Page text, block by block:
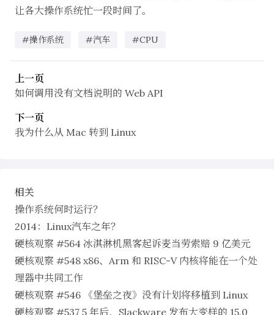
让各大操作系统忙一段时间了。
#操作系统 #汽车 #CPU
上一页
如何调用没有文档说明的 Web API
下一页
我为什么从 Mac 转到 Linux
相关
操作系统何时运行？
2014：Linux汽车之年？
硬核观察 #564 冰淇淋机黑客起诉麦当劳索赔 9 亿美元
硬核观察 #548 x86、Arm 和 RISC-V 内核将能在一个处
理器中共同工作
硬核观察 #546 《堡垒之夜》没有计划将移植到 Linux
硬核观察 #537 5 年后，Slackware 发布大变样的 15.0